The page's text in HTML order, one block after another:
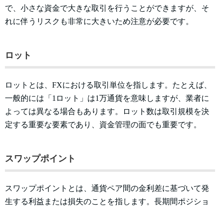
で、小さな資金で大きな取引を行うことができますが、そ
れに伴うリスクも非常に大きいため注意が必要です。
ロット
ロットとは、FXにおける取引単位を指します。たとえば、
一般的には「1ロット」は1万通貨を意味しますが、業者に
よっては異なる場合もあります。ロット数は取引規模を決
定する重要な要素であり、資金管理の面でも重要です。
スワップポイント
スワップポイントとは、通貨ペア間の金利差に基づいて発
生する利益または損失のことを指します。長期間ポジショ